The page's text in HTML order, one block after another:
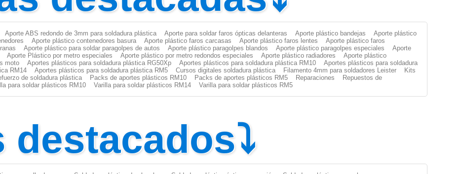
Aporte ABS redondo de 3mm para soldadura plástica Aporte para soldar faros ópticas delanteras Aporte plástico bandejas
Aporte plástico
Aporte plástico contenedores basura Aporte plástico faros carcasas Aporte plástico faros lentes
Aporte plástico faros
Aporte plástico para soldar paragolpes de autos Aporte plástico paragolpes blandos Aporte plástico paragolpes especiales
Aporte
Aporte Plástico por metro especiales Aporte plástico por metro redondos especiales Aporte plástico radiadores
Aporte plástico
moto Aportes plásticos para soldadura plástica RG50Xp Aportes plásticos para soldadura plástica RM10
Aportes plásticos para soldadura
RM14 Aportes plásticos para soldadura plástica RM5 Cursos digitales soldadura plástica Filamento 4mm para soldadores Leister
Kits
de soldadura plástica Packs de aportes plásticos RM10 Packs de aportes plásticos RM5 Reparaciones
Repuestos de
para soldar plásticos RM10 Varilla para soldar plásticos RM14 Varilla para soldar plásticos RM5